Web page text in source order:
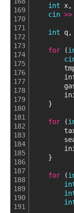
169
170
171
172
173
174
175
176
177
178
179
180
181
182
183
184
185
186
187
188
189
190
191
int x,
cin >>
int q,
for (
}
for (
}
for (